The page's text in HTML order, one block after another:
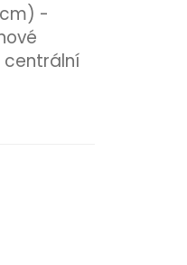
cm) -
centrální